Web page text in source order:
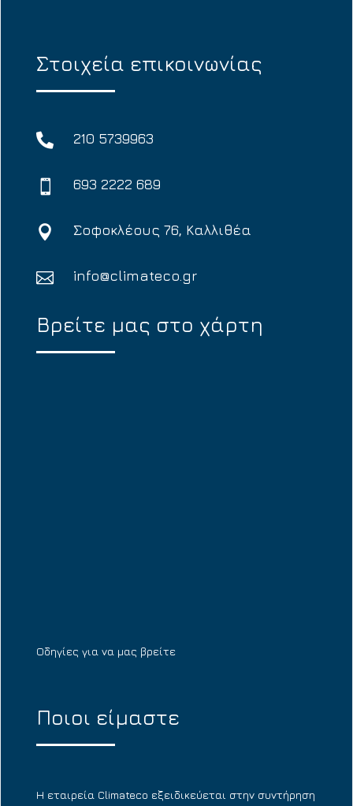
Στοιχεία επικοινωνίας
 210 5739963
 693 2222 689
 Σοφοκλέους 76, Καλλιθέα
 info@climateco.gr
Βρείτε μας στο χάρτη
Οδηγίες για να μας βρείτε
Ποιοι είμαστε
Η εταιρεία Climateco εξειδικεύεται στην συντήρηση